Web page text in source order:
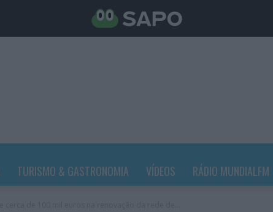
TURISMO & GASTRONOMIA VÍDEOS RÁDIO MUNDIALFM